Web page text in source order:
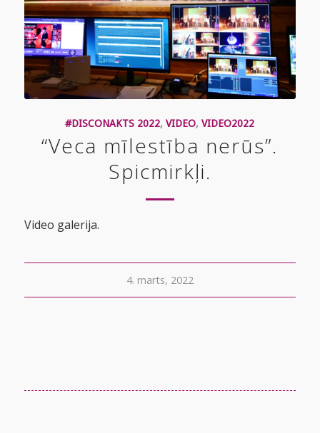
#DISCONAKTS 2022,VIDEO,VIDEO2022
“Veca mīlestība nerūs”.
Spicmirkļi.
Video galerija.
4. marts, 2022